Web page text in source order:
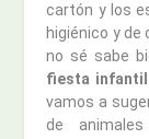
cartón y los
higiénico y
no sé sabe
fiesta
vamos a
de